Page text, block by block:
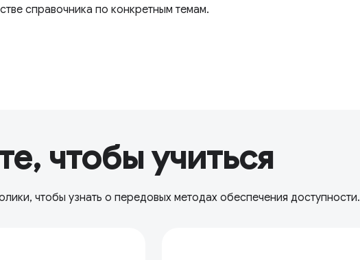
справочника по конкретным темам.
чтобы учиться
чтобы узнать о передовых методах обеспечения доступности.